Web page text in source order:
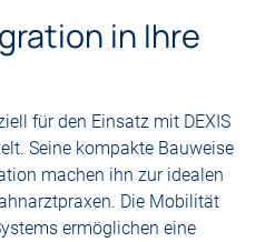
in Ihre
für den Einsatz mit DEXIS
Seine kompakte Bauweise
machen ihn zur idealen
Die Mobilität
ermöglichen eine